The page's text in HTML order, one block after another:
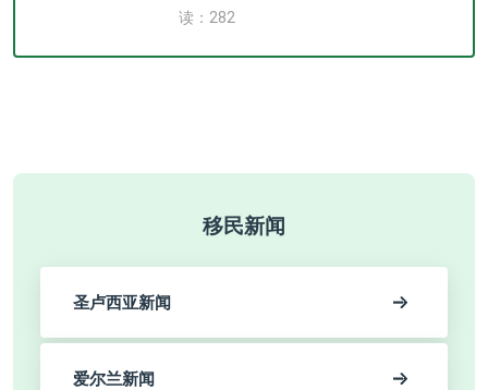
移民新闻
圣卢西亚新闻
爱尔兰新闻
读：282